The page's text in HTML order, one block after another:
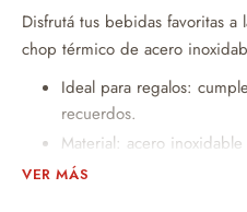
Disfrutá tus bebidas favoritas
chop térmico de acero
Ideal para regalos:
recuerdos.
Material: acero inoxidable
Conserva temperatura por
VER MÁS